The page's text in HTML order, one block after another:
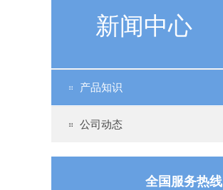
新闻中心
产品知识
公司动态
全国服务热线